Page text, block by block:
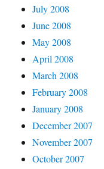
July 2008
June 2008
May 2008
April 2008
March 2008
February 2008
January 2008
December 2007
November 2007
October 2007